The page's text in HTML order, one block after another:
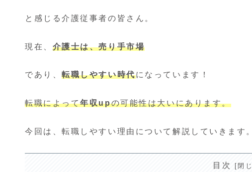
と感じる介護従事者の皆さん。
現在、 介護士は、売り手市場
であり、転職しやすい時代になっています！
転職によって年収upの可能性は大いにあります。
今回は、転職しやすい理由について解説していきます。
目次